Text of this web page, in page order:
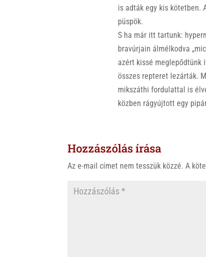
is adták egy kis kötetben.
püspök.
S ha már itt tartunk:
bravúrjain álmélkodva
azért kissé meglepődtünk
összes repteret lezárták.
mikszáthi fordulattal is
közben rágyújtott egy
Hozzászólás írása
Az e-mail címet nem tesszük közzé. A